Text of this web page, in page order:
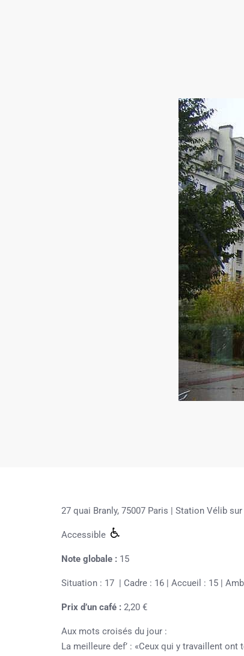
27 quai Branly, 75007 Paris | Station Vélib sur
Accessible
Note globale : 15
Situation : 17 | Cadre : 16 | Accueil : 15 |
Prix d’un café : 2,20 €
Aux mots croisés du jour :
La meilleure def’ : «Ceux qui y travaillent ont